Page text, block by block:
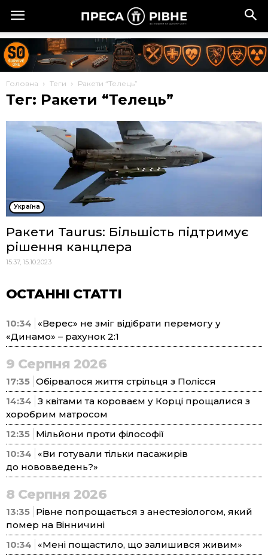
Головна Теги Ракети “Телець”
Тег: Ракети “Телець”
Україна
Ракети Taurus: Більшість підтримує
рішення канцлера
15:37, 15.10.2023
ОСТАННІ СТАТТІ
10:34
«Верес» не зміг відібрати перемогу у
«Динамо» – рахунок 2:1
9 Серпня 2026
17:35 Обірвалося життя стрільця з Полісся
14:34 З квітами та короваєм у Корці прощалися з
хоробрим матросом
12:35 Мільйони проти філософії
10:34
«Ви готували тільки пасажирів
до нововведень?»
8 Серпня 2026
13:35 Рівне попрощається з анестезіологом, який
помер на Вінничині
10:34
«Мені пощастило, що залишився живим»